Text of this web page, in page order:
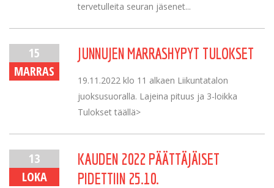
tervetulleita seuran jäsenet...
15
MARRAS
JUNNUJEN MARRASHYPYT TULOKSET
19.11.2022 klo 11 alkaen Liikuntatalon
juoksusuoralla. Lajeina pituus ja 3-loikka
Tulokset täällä>
13
LOKA
KAUDEN 2022 PÄÄTTÄJÄISET
PIDETTIIN 25.10.